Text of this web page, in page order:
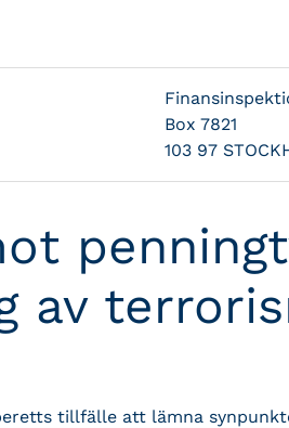
Box 7821
103 97
av
tillfälle att lämna